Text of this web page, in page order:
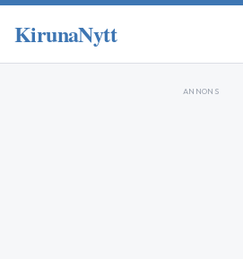
KirunaNytt
ANNONS